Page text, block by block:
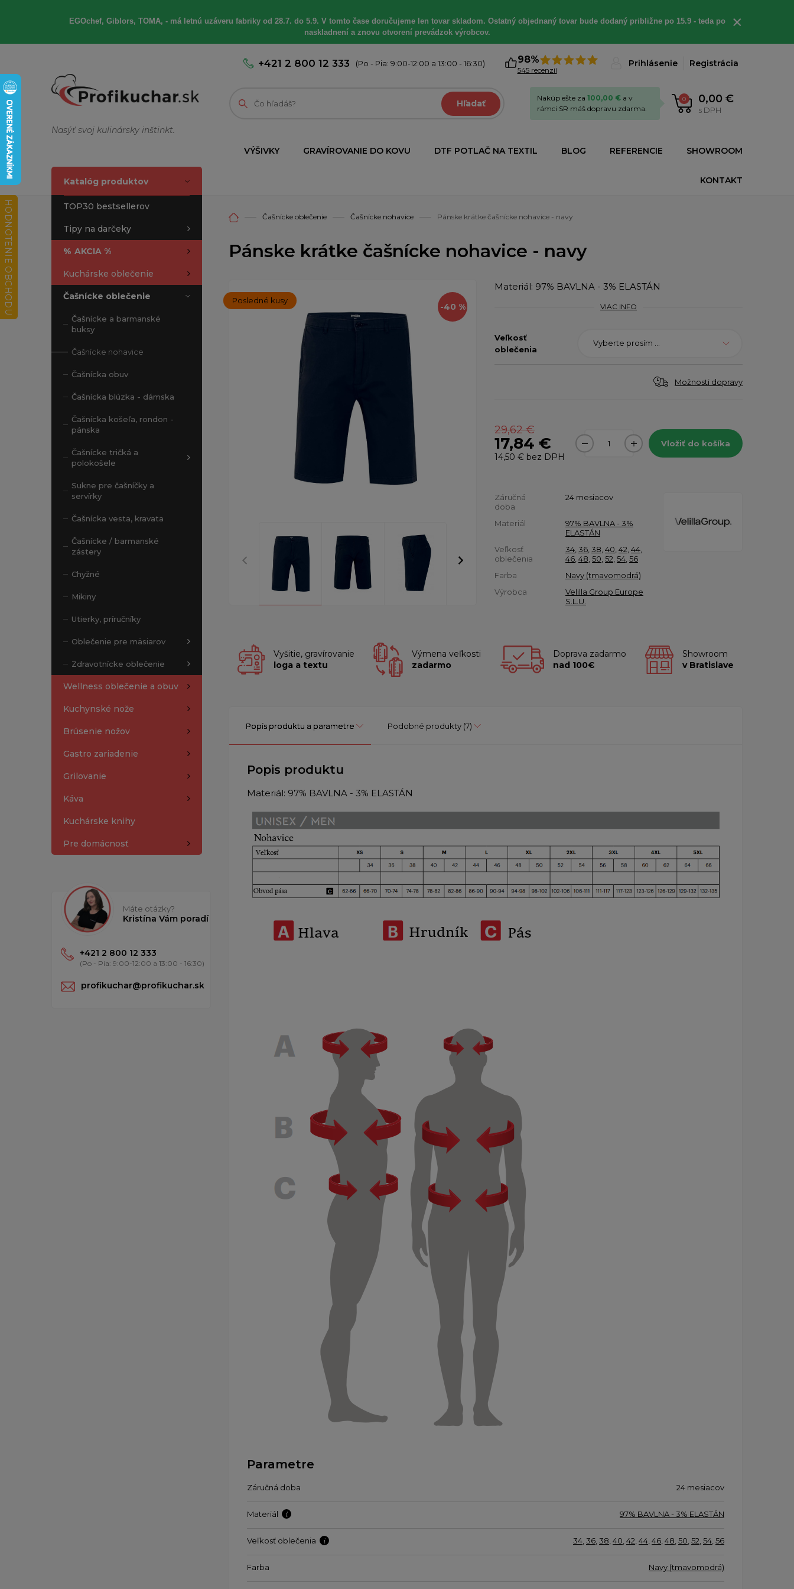
EGOchef, Giblors, TOMA, - má letnú uzáveru fabriky od 28.7. do 5.9. V tomto čase doručujeme len tovar skladom. Ostatný objednaný tovar bude dodaný približne po 15.9 - teda po
naskladnení a znovu otvorení prevádzok výrobcov.
×
Nasýť svoj kulinársky inštinkt.
+421 2 800 12 333 (Po - Pia: 9:00-12:00 a 13:00 - 16:30) 98%
545 recenzií
Prihlásenie Registrácia
Hľadať 0 0,00 €
s DPH
Nakúp ešte za 100,00 € a v
rámci SR máš dopravu zdarma.
VÝŠIVKY GRAVÍROVANIE DO KOVU DTF POTLAČ NA TEXTIL BLOG REFERENCIE SHOWROOM
KONTAKT
Katalóg produktov
TOP30 bestsellerov
Tipy na darčeky
% AKCIA %
Kuchárske oblečenie
Čašnícke oblečenie
Čašnícke a barmanské
buksy
Čašnícke nohavice
Čašnícka obuv
Čašnícka blúzka - dámska
Čašnícka košeľa, rondon -
pánska
Čašnícke tričká a
polokošele
Sukne pre čašníčky a
servírky
Čašnícka vesta, kravata
Čašnícke / barmanské
zástery
Chyžné
Mikiny
Utierky, príručníky
Oblečenie pre mäsiarov
Zdravotnícke oblečenie
Wellness oblečenie a obuv
Kuchynské nože
Brúsenie nožov
Gastro zariadenie
Grilovanie
Káva
Kuchárske knihy
Pre domácnosť
Máte otázky?
Kristína Vám poradí
+421 2 800 12 333
(Po - Pia: 9:00-12:00 a 13:00 - 16:30)
profikuchar@profikuchar.sk
Čašnícke oblečenie Čašnícke nohavice Pánske krátke čašnícke nohavice - navy
Pánske krátke čašnícke nohavice - navy
-40 %
Posledné kusy
Materiál: 97% BAVLNA - 3% ELASTÁN
VIAC INFO
Veľkosť
oblečenia
Vyberte prosím ...
Možnosti dopravy
29,62 €
17,84 €
14,50 € bez DPH
Vložiť do košíka
Záručná
doba
24 mesiacov
Materiál
97% BAVLNA - 3%
ELASTÁN
Veľkosť
oblečenia
34 36 38 40 42 44
46 48 50 52 54 56
Farba
Navy (tmavomodrá)
Výrobca
Velilla Group Europe
S.L.U.
Vyšitie, gravírovanie
loga a textu
Výmena veľkosti
zadarmo
Doprava zadarmo
nad 100€
Showroom
v Bratislave
Popis produktu a parametre Podobné produkty (7)
Popis produktu
Materiál: 97% BAVLNA - 3% ELASTÁN
Parametre
Záručná doba 24 mesiacov
Materiál 97% BAVLNA - 3% ELASTÁN
Veľkosť oblečenia 34 36 38 40 42 44 46 48 50 52 54 56
Farba Navy (tmavomodrá)
HODNOTENIE OBCHODU